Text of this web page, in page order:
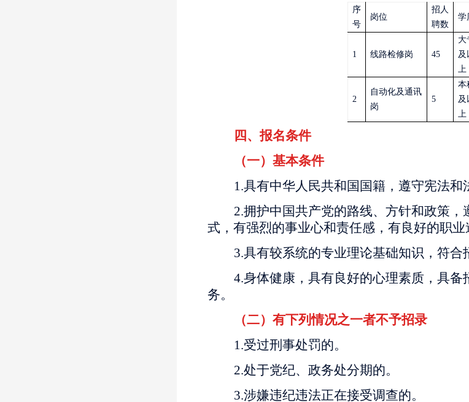
序
号
岗位
招
聘
人
数
学
1 线路检修岗 45
大
及
上
2
自动化及通讯
岗
5
本
及
上
四、报名条件
（一）基本条件
1.具有中华人民共和国国籍，遵守宪法和
2.拥护中国共产党的路线、方针和政策
式，有强烈的事业心和责任感，有良好的职业
3.具有较系统的专业理论基础知识，符合
4.身体健康，具有良好的心理素质，具
务。
（二）有下列情况之一者不予招录
1.受过刑事处罚的。
2.处于党纪、政务处分期的。
3.涉嫌违纪违法正在接受调查的。